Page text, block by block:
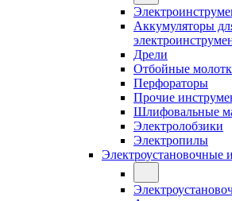
Аккумуляторы
Дрели
Отбойные
Перфораторы
Прочие
Шлифовальные
Электролобзики
Электропилы
Электроустановочные